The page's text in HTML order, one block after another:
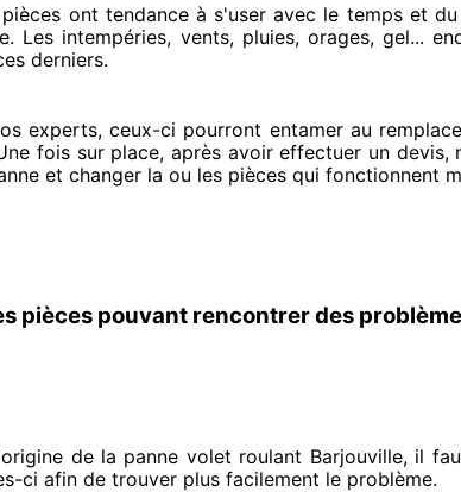
ont tendance à s'user avec le temps et
Les intempéries, vents, pluies, orages, gel...
derniers.
experts, ceux-ci pourront entamerau
fois sur place, après avoir effectuer un devis,
et changer la ou les pièces qui fonctionnent
pièces pouvant rencontrer des
de la panne volet roulant Barjouville, il
ci afin de trouver plus facilement le problème.